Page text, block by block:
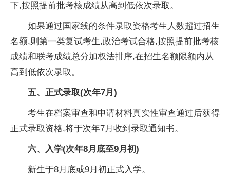
下,按照提前批考核成绩从高到低依次录取。
如果通过国家线的条件录取资格考生人数超过招生
名额,则第一类复试考生,政治考试合格,按照提前批考核
成绩和联考成绩总分加权法排序,在招生名额限额内从
高到低依次录取。
五、 正式录取(次年7月)
考生在档案审查和申请材料真实性审查通过后获得
正式录取资格,将于次年7月收到录取通知书。
六、 入学(次年8月底至9月初)
新生于8月底或9月初正式入学。